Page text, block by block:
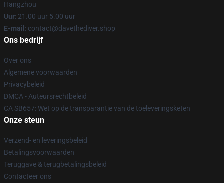
Hangzhou
Uur: 21.00 uur 5.00 uur
E-mail : contact@davethediver.shop
Ons bedrijf
Over ons
Algemene voorwaarden
Privacybeleid
DMCA - Auteursrechtbeleid
CA SB657: Wet op de transparantie van de toeleveringsketen
Onze steun
Verzend- en leveringsbeleid
Betalingsvoorwaarden
Teruggave & terugbetalingsbeleid
Contacteer ons